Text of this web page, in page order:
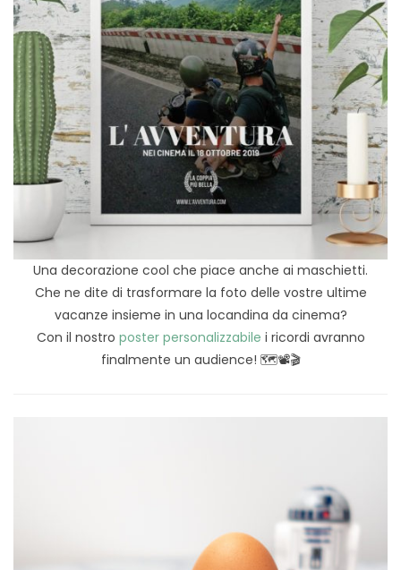
Una decorazione cool che piace anche ai maschietti.
Che ne dite di trasformare la foto delle vostre ultime
vacanze insieme in una locandina da cinema?
Con il nostro poster personalizzabile i ricordi avranno
finalmente un audience! 🗺️📽️🎬